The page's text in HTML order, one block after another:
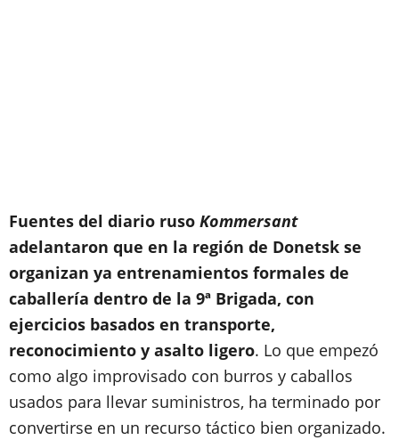
Fuentes del diario ruso Kommersant
adelantaron que en la región de Donetsk se
organizan ya entrenamientos formales de
caballería dentro de la 9ª Brigada, con
ejercicios basados en transporte,
reconocimiento y asalto ligero. Lo que empezó
como algo improvisado con burros y caballos
usados para llevar suministros, ha terminado por
convertirse en un recurso táctico bien organizado.